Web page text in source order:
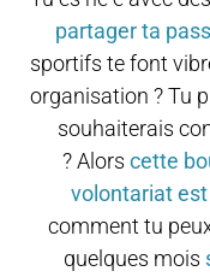
partager ta
sportifs te font
organisation ? Tu
souhaiterais
?Alors cette
volontariat
comment tu
quelques mois